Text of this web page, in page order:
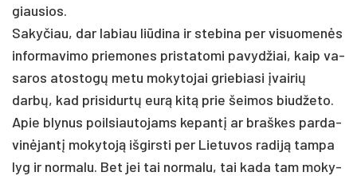
giau­sios.
Sa­ky­čiau, dar la­biau liū­di­na ir ste­bi­na per vi­suo­menės
in­for­ma­vi­mo prie­mo­nes pri­sta­to­mi pa­vyd­žiai, kaip va­
sa­ros ato­stogų me­tu mo­ky­to­jai grie­bia­si įvai­rių
darbų, kad pri­si­durtų eurą kitą prie šei­mos biud­že­to.
Apie bly­nus poil­siau­to­jams ke­pantį ar braš­kes par­da­
vinė­jantį mo­ky­toją iš­girs­ti per Lie­tu­vos ra­diją tam­pa
lyg ir nor­ma­lu. Bet jei tai nor­ma­lu, tai ka­da tam mo­ky­